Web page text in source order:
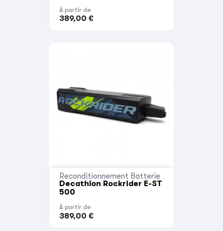
À partir de
389,00 €
Reconditionnement Batterie
Decathlon Rockrider E-ST
500
À partir de
389,00 €